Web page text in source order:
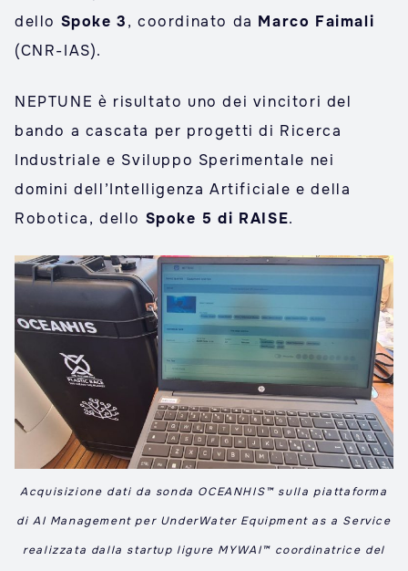
dello Spoke 3, coordinato da Marco Faimali
(CNR-IAS).
NEPTUNE è risultato uno dei vincitori del
bando a cascata per progetti di Ricerca
Industriale e Sviluppo Sperimentale nei
domini dell’Intelligenza Artificiale e della
Robotica, dello Spoke 5 di RAISE.
Acquisizione dati da sonda OCEANHIS™ sulla piattaforma
di AI Management per UnderWater Equipment as a Service
realizzata dalla startup ligure MYWAI™ coordinatrice del